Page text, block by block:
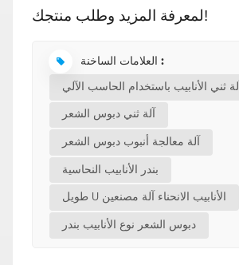
لمعرفة المزيد وطلب منتجك!
العلامات الساخنة :
آلة ثني الأنابيب باستخدام الحاسب الآلي
آلة ثني دبوس الشعر
آلة معالجة أنبوب دبوس الشعر
بندر الأنابيب النحاسية
طويل U الأنابيب الانحناء آلة مصنعين
دبوس الشعر نوع الأنابيب بندر